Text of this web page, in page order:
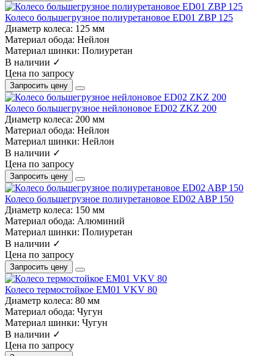
Колесо большегрузное полиуретановое ED01 ZBP 125
Диаметр колеса: 125 мм
Материал обода: Нейлон
Материал шинки: Полиуретан
В наличии ✓
Цена по запросу
Запросить цену
Колесо большегрузное нейлоновое ED02 ZKZ 200
Диаметр колеса: 200 мм
Материал обода: Нейлон
Материал шинки: Нейлон
В наличии ✓
Цена по запросу
Запросить цену
Колесо большегрузное полиуретановое ED02 ABP 150
Диаметр колеса: 150 мм
Материал обода: Алюминий
Материал шинки: Полиуретан
В наличии ✓
Цена по запросу
Запросить цену
Колесо термостойкое EM01 VKV 80
Диаметр колеса: 80 мм
Материал обода: Чугун
Материал шинки: Чугун
В наличии ✓
Цена по запросу